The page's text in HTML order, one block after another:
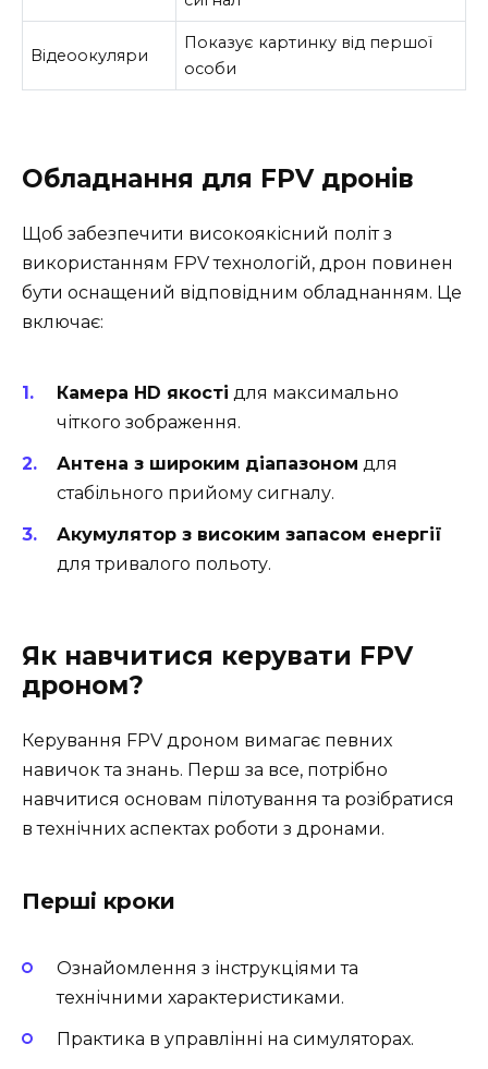
Відеоокуляри
Показує картинку від першої
особи
Обладнання для FPV дронів
Щоб забезпечити високоякісний політ з
використанням FPV технологій, дрон повинен
бути оснащений відповідним обладнанням. Це
включає:
Камера HD якості для максимально
чіткого зображення.
Антена з широким діапазоном для
стабільного прийому сигналу.
Акумулятор з високим запасом енергії
для тривалого польоту.
Як навчитися керувати FPV
дроном?
Керування FPV дроном вимагає певних
навичок та знань. Перш за все, потрібно
навчитися основам пілотування та розібратися
в технічних аспектах роботи з дронами.
Перші кроки
Ознайомлення з інструкціями та
технічними характеристиками.
Практика в управлінні на симуляторах.